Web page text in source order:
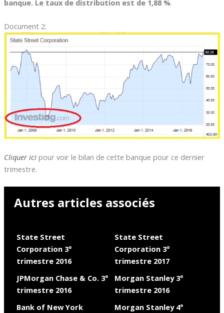
banque. Le taux de distribution est de 1,88 %.
Document 2:
Cliquer icipour voir le bilan de cette banque pour ce dernier
trimestre.
Autres articles associés
State Street
Corporation 3°
trimestre 2016
State Street
Corporation 3°
trimestre 2017
JPMorgan Chase & Co. 3°
trimestre 2016
Morgan Stanley 3°
trimestre 2016
Bank of New York
Morgan Stanley 4°